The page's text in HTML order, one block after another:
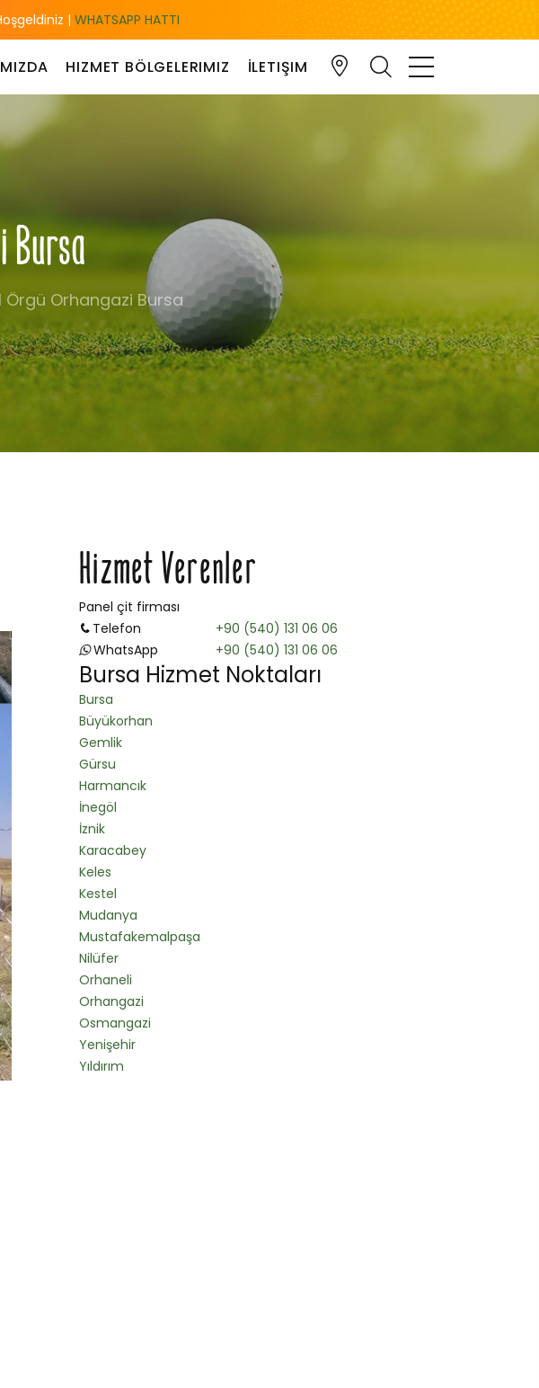
| WHATSAPP HATTI
HIZMET BÖLGELERIMIZ İLETIŞIM
Bursa
Örgü Orhangazi Bursa
Hizmet Verenler
Panel çit firması
Telefon
+90 (540) 131 06 06
WhatsApp
+90 (540) 131 06 06
Bursa Hizmet Noktaları
Bursa
Büyükorhan
Gemlik
Gürsu
Harmancık
İnegöl
İznik
Karacabey
Keles
Kestel
Mudanya
Mustafakemalpaşa
Nilüfer
Orhaneli
Orhangazi
Osmangazi
Yenişehir
Yıldırım